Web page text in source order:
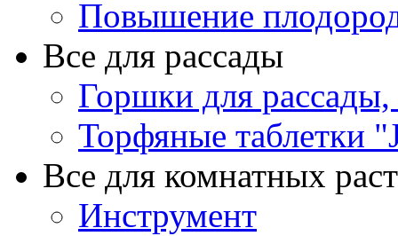
Повышение
Все для рассады
Горшки для рассады,
Торфяные таблетки
Все для комнатных
Инструмент